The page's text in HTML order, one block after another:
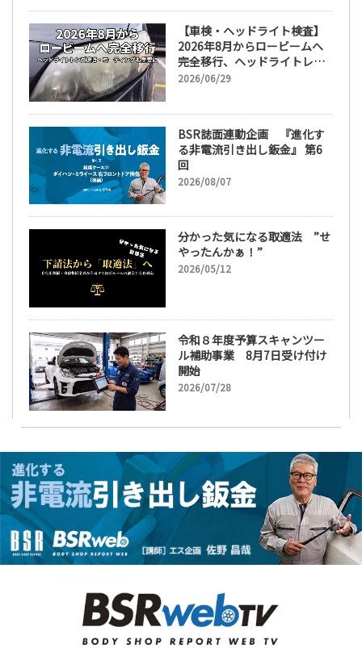
【車検・ヘッドライト検査】
2026年8月からロービームへ
完全移行、ヘッドライトレン
ズ磨き・コーティングも重要
2026/06/29
BSR誌面連動企画 『進化す
る非電流引き出し鈑金』 第6
回
2026/08/07
分かった気になる取適法 ”せ
やったんかぁ！”
2026/05/12
令和８年度予算スキャンツー
ル補助事業 8月7日受け付け
開始
2026/07/28